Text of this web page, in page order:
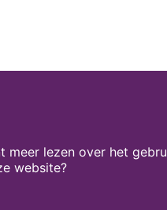
meer lezen over het
website?